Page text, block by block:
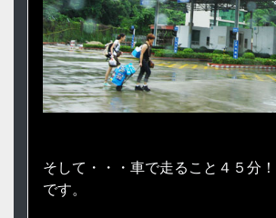
そして・・・車で走ること４５分
です。